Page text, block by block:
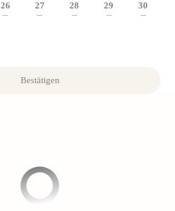
26
---
27
---
28
---
29
---
30
---
Bestätigen